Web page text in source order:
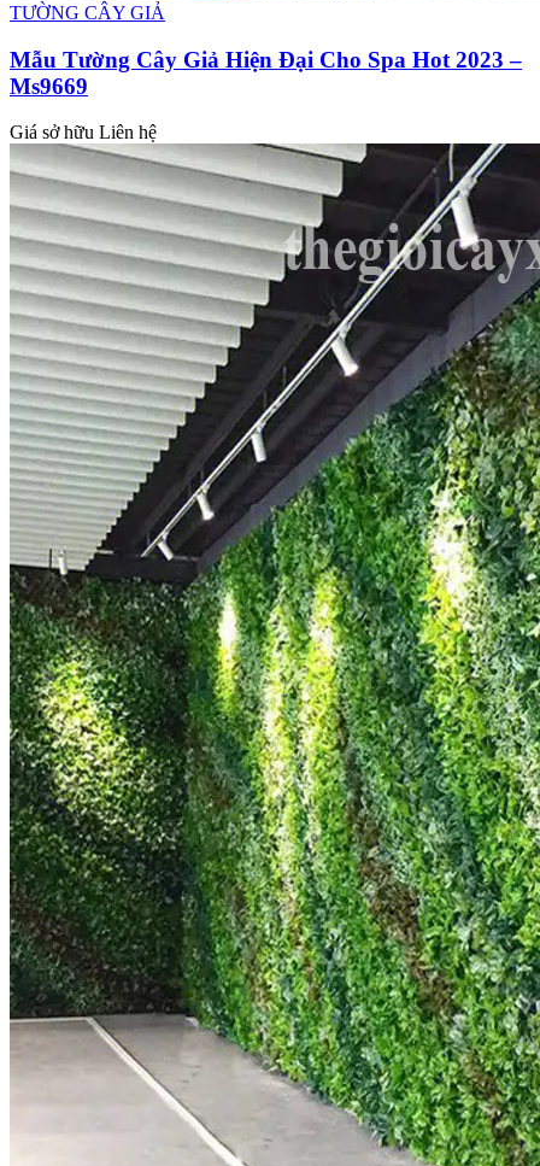
TƯỜNG CÂY GIẢ
Mẫu Tường Cây Giả Hiện Đại Cho Spa Hot 2023 –
Ms9669
Giá sở hữu Liên hệ